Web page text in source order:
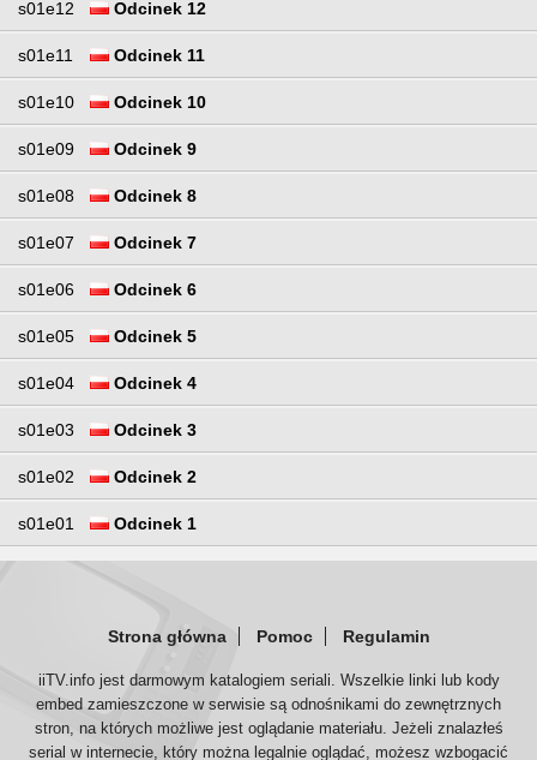
s01e12 Odcinek 12
s01e11 Odcinek 11
s01e10 Odcinek 10
s01e09 Odcinek 9
s01e08 Odcinek 8
s01e07 Odcinek 7
s01e06 Odcinek 6
s01e05 Odcinek 5
s01e04 Odcinek 4
s01e03 Odcinek 3
s01e02 Odcinek 2
s01e01 Odcinek 1
Strona główna Pomoc Regulamin
iiTV.info jest darmowym katalogiem seriali. Wszelkie linki lub kody
embed zamieszczone w serwisie są odnośnikami do zewnętrznych
stron, na których możliwe jest oglądanie materiału. Jeżeli znalazłeś
serial w internecie, który można legalnie oglądać, możesz wzbogacić